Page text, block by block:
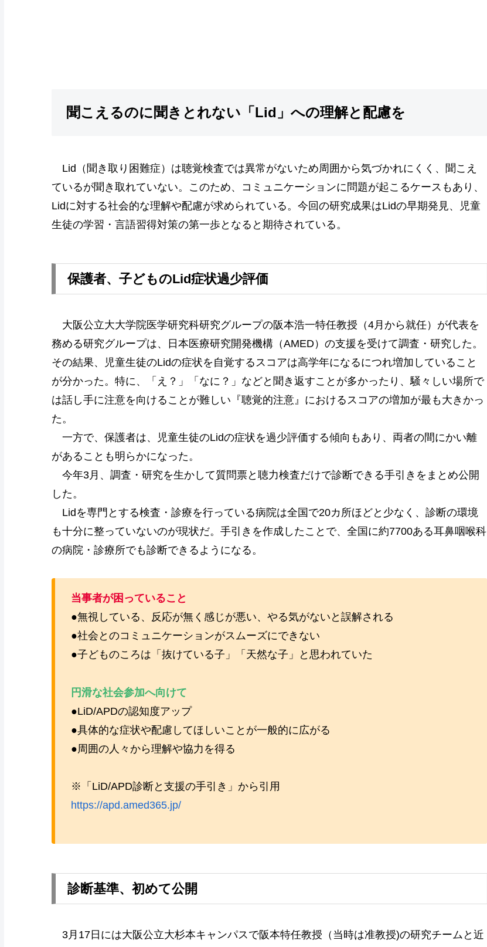
聞こえるのに聞きとれない「Lid」への理解と配慮を
Lid（聞き取り困難症）は聴覚検査では異常がないため周囲から気づかれにくく、聞こえ
ているが聞き取れていない。このため、コミュニケーションに問題が起こるケースもあり、
Lidに対する社会的な理解や配慮が求められている。今回の研究成果はLidの早期発見、児童
生徒の学習・言語習得対策の第一歩となると期待されている。
保護者、子どものLid症状過少評価
大阪公立大大学院医学研究科研究グループの阪本浩一特任教授（4月から就任）が代表を
務める研究グループは、日本医療研究開発機構（AMED）の支援を受けて調査・研究した。
その結果、児童生徒のLidの症状を自覚するスコアは高学年になるにつれ増加していること
が分かった。特に、「え？」「なに？」などと聞き返すことが多かったり、騒々しい場所で
は話し手に注意を向けることが難しい『聴覚的注意』におけるスコアの増加が最も大きかっ
た。
一方で、保護者は、児童生徒のLidの症状を過少評価する傾向もあり、両者の間にかい離
があることも明らかになった。
今年3月、調査・研究を生かして質問票と聴力検査だけで診断できる手引きをまとめ公開
した。
Lidを専門とする検査・診療を行っている病院は全国で20カ所ほどと少なく、診断の環境
も十分に整っていないのが現状だ。手引きを作成したことで、全国に約7700ある耳鼻咽喉科
の病院・診療所でも診断できるようになる。
当事者が困っていること
●無視している、反応が無く感じが悪い、やる気がないと誤解される
●社会とのコミュニケーションがスムーズにできない
●子どものころは「抜けている子」「天然な子」と思われていた
円滑な社会参加へ向けて
●LiD/APDの認知度アップ
●具体的な症状や配慮してほしいことが一般的に広がる
●周囲の人々から理解や協力を得る
※「LiD/APD診断と支援の手引き」から引用
https://apd.amed365.jp/
診断基準、初めて公開
3月17日には大阪公立大杉本キャンパスで阪本特任教授（当時は准教授)の研究チームと近